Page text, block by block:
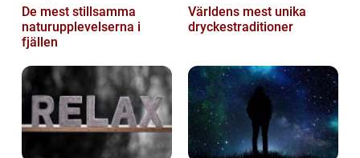
De mest stillsamma
naturupplevelserna i
fjällen
Världens mest unika
dryckestraditioner